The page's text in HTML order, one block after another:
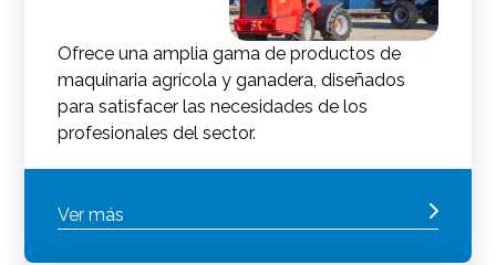
Ofrece una amplia gama de productos de
maquinaria agrícola y ganadera, diseñados
para satisfacer las necesidades de los
profesionales del sector.
Ver más